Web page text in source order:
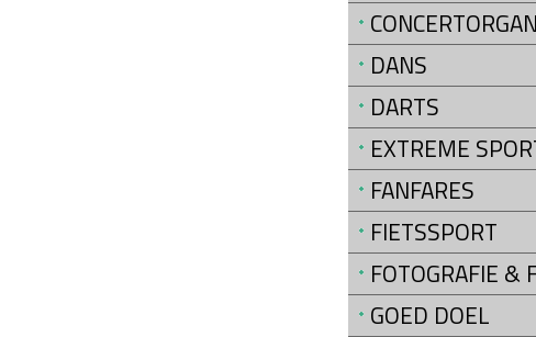
DANS
DARTS
EXTREME
FANFARES
FIETSSPORT
FOTOGRAFIE &
GOED DOEL